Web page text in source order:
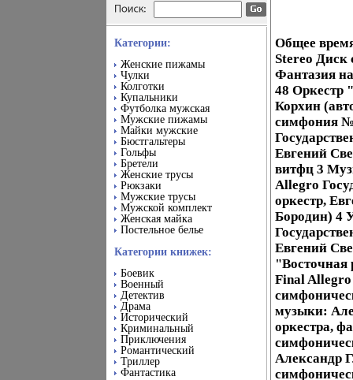
Категории:
Женские пижамы
Чулки
Колготки
Купальники
Футболка мужская
Мужские пижамы
Майки мужские
Бюстгальтеры
Гольфы
Бретели
Женские трусы
Рюкзаки
Мужские трусы
Мужской комплект
Женская майка
Постельное белье
Категории книжек:
Боевик
Военный
Детектив
Драма
Исторический
Криминальный
Приключения
Романтический
Триллер
Фантастика
Общее
Stereo Диск
Фантазия
48 Оркестр
Корхин
симфония
Евгений
витфц 3
Allegro
оркестр,
Бородин) 4
Евгений
"Восточная
Final Allegro
музыки:
оркестра,
Александр